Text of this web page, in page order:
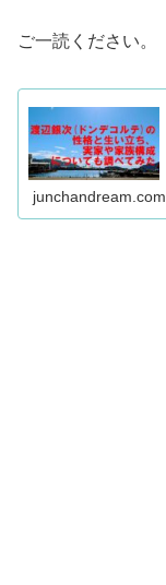
ご一読ください。
junchandream.com